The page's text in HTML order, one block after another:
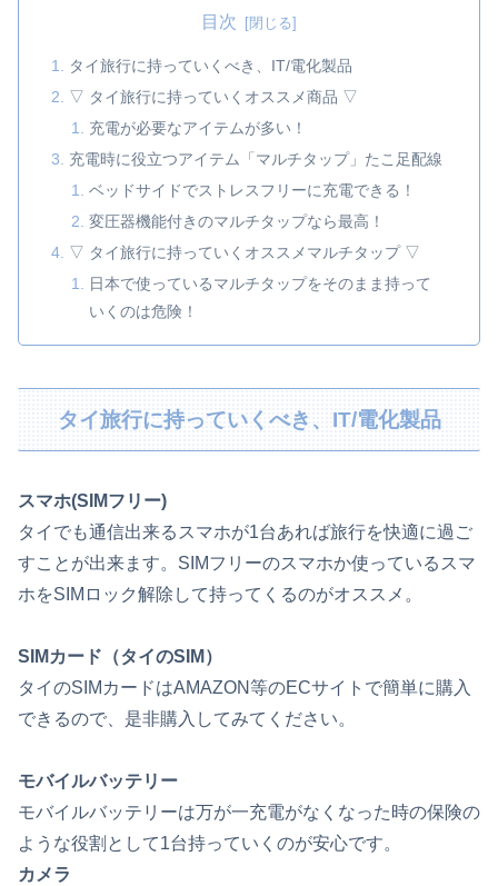
目次
タイ旅行に持っていくべき、IT/電化製品
▽ タイ旅行に持っていくオススメ商品 ▽
充電が必要なアイテムが多い！
充電時に役立つアイテム「マルチタップ」たこ足配線
ベッドサイドでストレスフリーに充電できる！
変圧器機能付きのマルチタップなら最高！
▽ タイ旅行に持っていくオススメマルチタップ ▽
日本で使っているマルチタップをそのまま持って
いくのは危険！
タイ旅行に持っていくべき、IT/電化製品
スマホ(SIMフリー)
タイでも通信出来るスマホが1台あれば旅行を快適に過ご
すことが出来ます。SIMフリーのスマホか使っているスマ
ホをSIMロック解除して持ってくるのがオススメ。
SIMカード（タイのSIM）
タイのSIMカードはAMAZON等のECサイトで簡単に購入
できるので、是非購入してみてください。
モバイルバッテリー
モバイルバッテリーは万が一充電がなくなった時の保険の
ような役割として1台持っていくのが安心です。
カメラ